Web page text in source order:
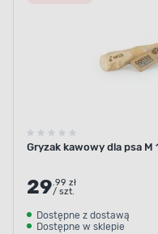
Gryzak kawowy dla psa M
29.99 zł
/ szt.
Dostępne z dostawą
Dostępne w sklepie